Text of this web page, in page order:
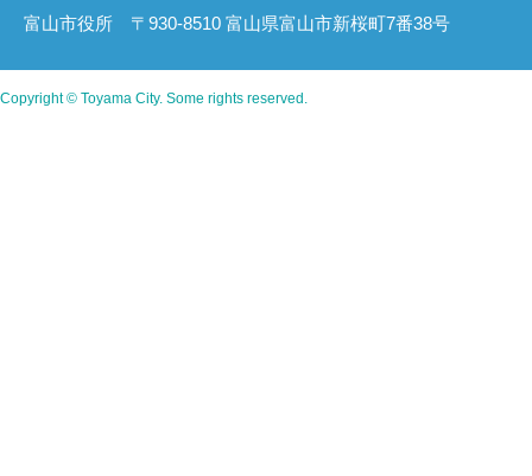
富山市役所 〒930-8510 富山県富山市新桜町7番38号
Copyright © Toyama City. Some rights reserved.